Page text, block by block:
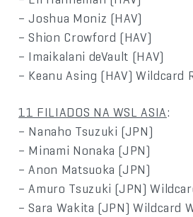
– Joshua Moniz (HAV)
– Shion Crowford (HAV)
– Imaikalani deVault (HAV)
– Keanu Asing (HAV) Wildcard
11 FILIADOS NA WSL ASIA:
– Nanaho Tsuzuki (JPN)
– Minami Nonaka (JPN)
– Anon Matsuoka (JPN)
– Amuro Tsuzuki (JPN)
– Sara Wakita (JPN) Wildcard